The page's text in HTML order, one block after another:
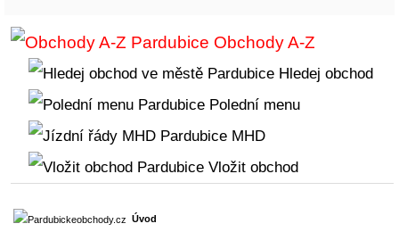
Obchody A-Z
Hledej obchod
Polední menu
MHD
Vložit obchod
Úvod